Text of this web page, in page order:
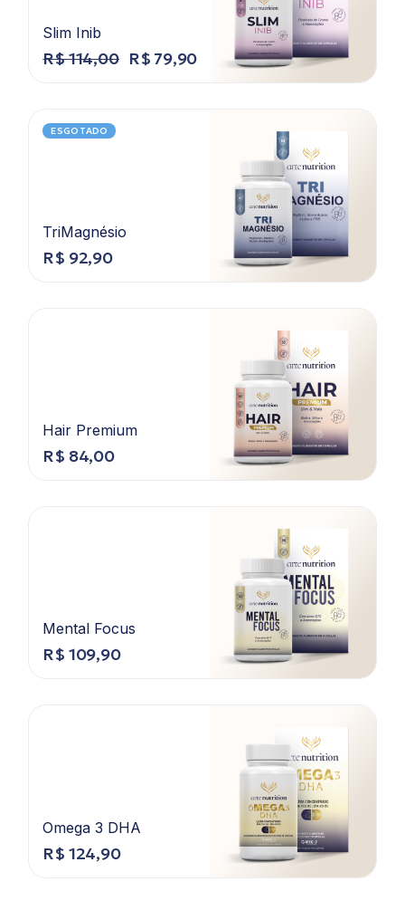
Slim Inib
R$114,00 R$ 79,90
ESGOTADO
TriMagnésio
R$ 92,90
Hair Premium
R$ 84,00
Mental Focus
R$ 109,90
Omega 3 DHA
R$ 124,90